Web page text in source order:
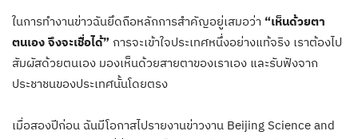
ในการทำงานข่าวฉันยึดถือหลักการสำคัญอยู่เสมอว่า “เห็นด้วยตา
ตนเอง จึงจะเชื่อได้” การจะเข้าใจประเทศหนึ่งอย่างแท้จริง เราต้องไป
สัมผัสด้วยตนเอง มองเห็นด้วยสายตาของเราเอง และรับฟังจาก
ประชาชนของประเทศนั้นโดยตรง
เมื่อสองปีก่อน ฉันมีโอกาสไปรายงานข่าวงาน Beijing Science and